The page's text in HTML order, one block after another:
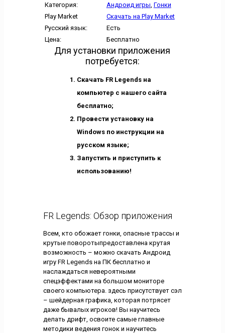
Категория:
Андроид игры, Гонки
Play Market
Скачать на Play Market
Русский язык:
Есть
Цена:
Бесплатно
Для установки приложения
потребуется:
Скачать FR Legends на
компьютер с нашего сайта
бесплатно;
Провести установку на
Windows по инструкции на
русском языке;
Запустить и приступить к
использованию!
FR Legends: Обзор приложения
Всем, кто обожает гонки, опасные трассы и
крутые поворотыпредоставлена крутая
возможность – можно скачать Андроид
игру FR Legends на ПК бесплатно и
наслаждаться невероятными
спецэффектами на большом мониторе
своего компьютера. здесь присутствует сэл
– шейдерная графика, которая потрясет
даже бывалых игроков! Вы научитесь
делать дрифт, освоите самые главные
методики ведения гонок и научитесь